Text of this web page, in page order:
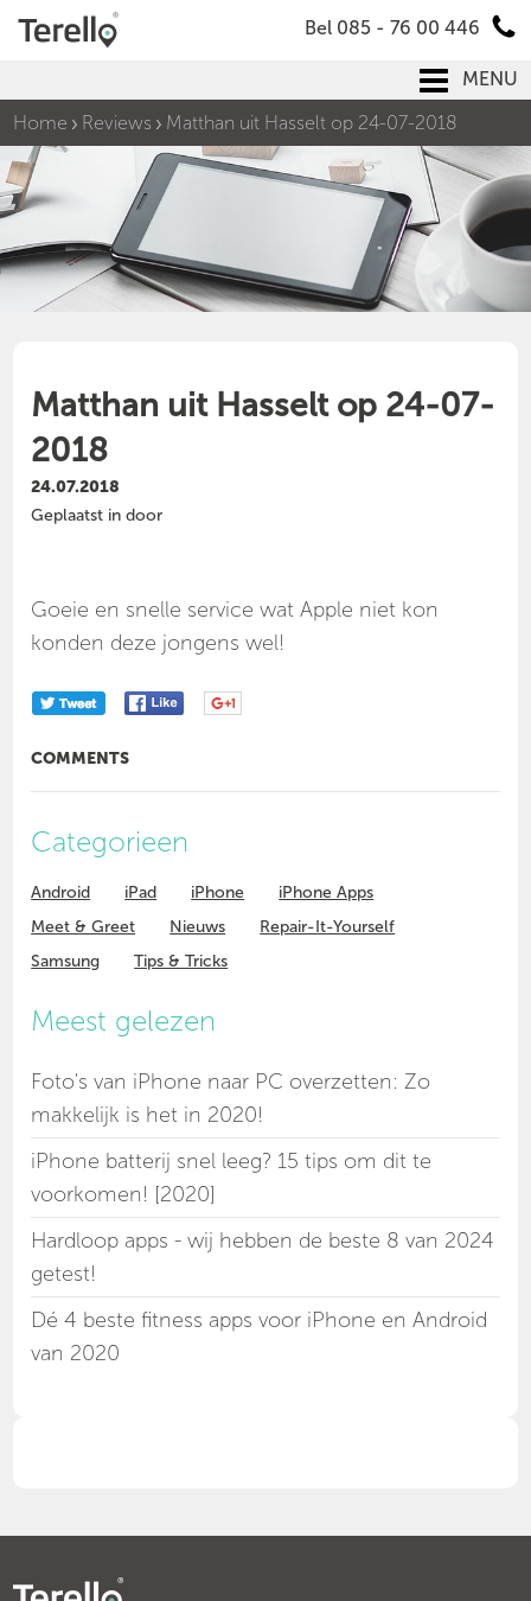
Bel 085 - 76 00 446
MENU
Home
Reviews Matthan uit Hasselt op 24-07-2018
Matthan uit Hasselt op 24-07-
2018
24.07.2018
Geplaatst in door
Goeie en snelle service wat Apple niet kon
konden deze jongens wel!
COMMENTS
Categorieen
Android iPad iPhone
iPhone Apps
Meet & Greet
Nieuws
Repair-It-Yourself
Samsung
Tips & Tricks
Meest gelezen
Foto's van iPhone naar PC overzetten: Zo
makkelijk is het in 2020!
iPhone batterij snel leeg? 15 tips om dit te
voorkomen! [2020]
Hardloop apps - wij hebben de beste 8 van 2024
getest!
Dé 4 beste fitness apps voor iPhone en Android
van 2020